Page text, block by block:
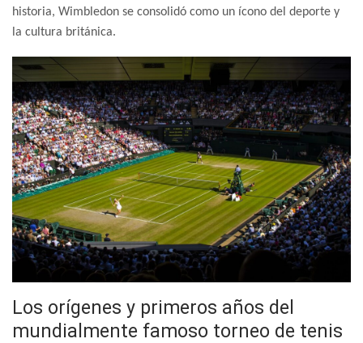
historia, Wimbledon se consolidó como un ícono del deporte y
la cultura británica.
Los orígenes y primeros años del
mundialmente famoso torneo de tenis